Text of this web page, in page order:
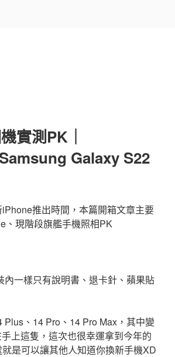
實測PK｜
Galaxy S22
推出時間，本篇開箱文章主要
、現階段旗艦手機照相PK
一樣只有說明書、退卡針、蘋果貼
、14 Pro、14 Pro Max，其中變
上這隻，這次也很幸運拿到今年的
是可以讓其他人知道你換新手機XD